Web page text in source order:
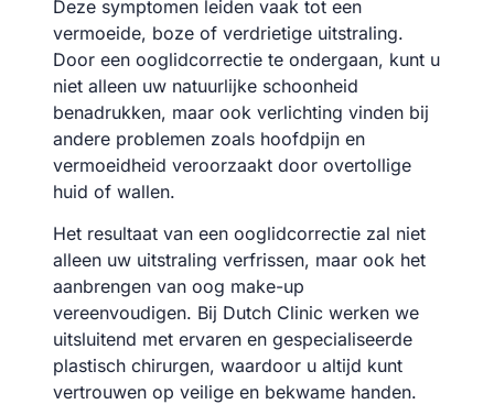
Deze symptomen leiden vaak tot een
vermoeide, boze of verdrietige uitstraling.
Door een ooglidcorrectie te ondergaan, kunt u
niet alleen uw natuurlijke schoonheid
benadrukken, maar ook verlichting vinden bij
andere problemen zoals hoofdpijn en
vermoeidheid veroorzaakt door overtollige
huid of wallen.
Het resultaat van een ooglidcorrectie zal niet
alleen uw uitstraling verfrissen, maar ook het
aanbrengen van oog make-up
vereenvoudigen. Bij Dutch Clinic werken we
uitsluitend met ervaren en gespecialiseerde
plastisch chirurgen, waardoor u altijd kunt
vertrouwen op veilige en bekwame handen.